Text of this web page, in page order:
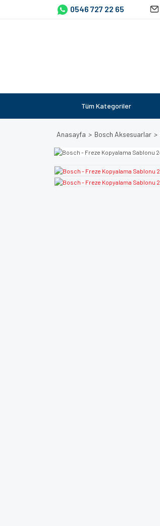
0546 727 22 65
Tüm Kategoriler
Anasayfa Bosch Aksesuarlar